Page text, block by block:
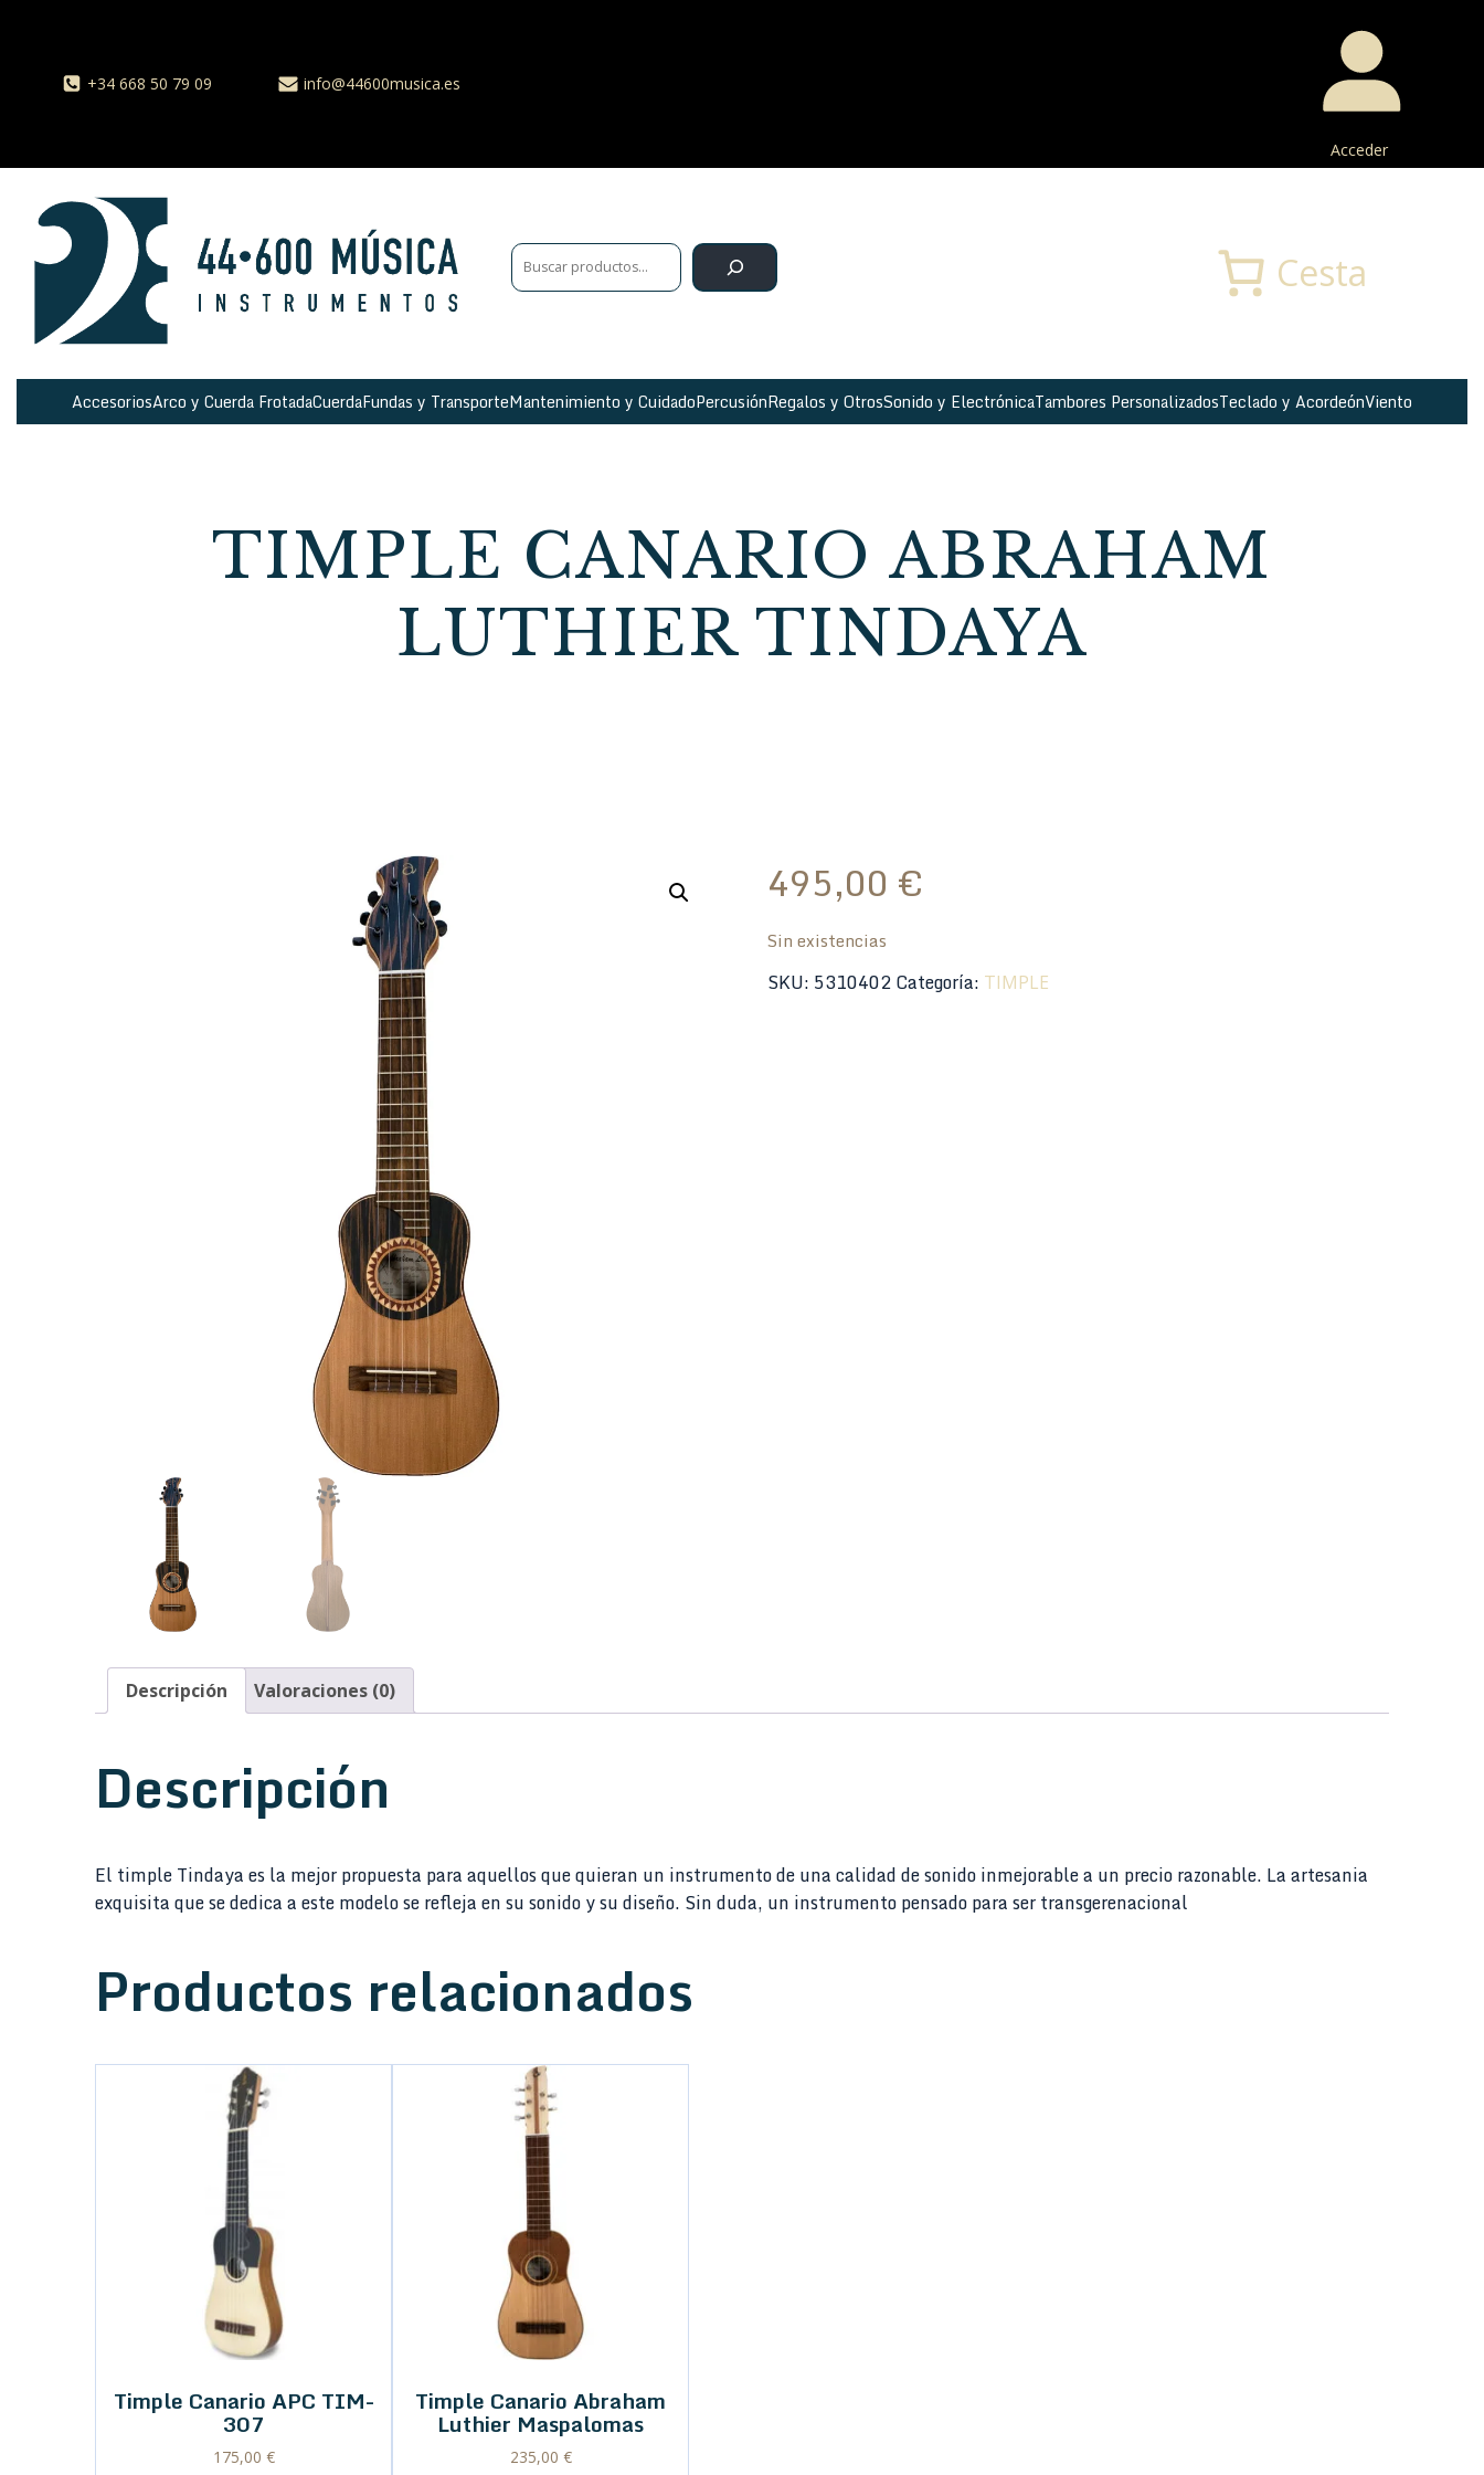
+34 668 50 79 09 info@44600musica.es
Acceder
Cesta
AccesoriosArco y Cuerda FrotadaCuerdaFundas y TransporteMantenimiento y CuidadoPercusiónRegalos y OtrosSonido y ElectrónicaTambores PersonalizadosTeclado y AcordeónViento
TIMPLE CANARIO ABRAHAM
LUTHIER TINDAYA
495,00 €
Sin existencias
SKU: 5310402Categoría: TIMPLE
Descripción Valoraciones (0)
Descripción
El timple Tindaya es la mejor propuesta para aquellos que quieran un instrumento de una calidad de sonido inmejorable a un precio razonable. La artesania
exquisita que se dedica a este modelo se refleja en su sonido y su diseño. Sin duda, un instrumento pensado para ser transgerenacional
Productos relacionados
Timple Canario APC TIM-
307
175,00 €
Timple Canario Abraham
Luthier Maspalomas
235,00 €